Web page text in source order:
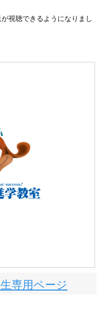
視聴できるようになりまし
専用ページ